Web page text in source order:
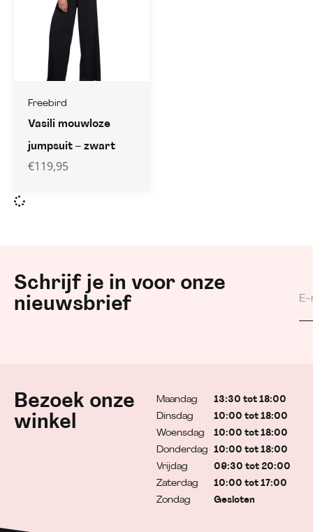
Freebird
Vasili mouwloze
jumpsuit – zwart
€119,95
Schrijf je in voor onze
nieuwsbrief
Bezoek onze
winkel
Maandag
Dinsdag
Woensdag
Donderdag
Vrijdag
Zaterdag
Zondag
13:30 tot 18:00
10:00 tot 18:00
10:00 tot 18:00
10:00 tot 18:00
09:30 tot 20:00
10:00 tot 17:00
Gesloten